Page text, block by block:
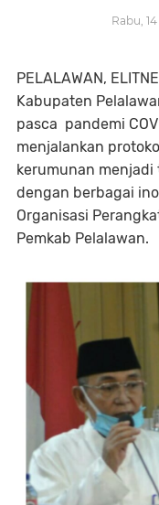
Rabu,
PELALAWAN,
Kabupaten
pasca pandemi
menjalankan
kerumunan menjadi
dengan berbagai
Organisasi
Pemkab Pelalawan.